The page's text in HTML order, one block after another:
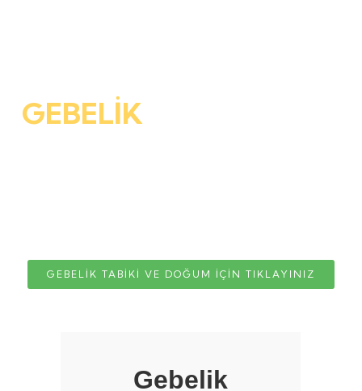
GEBELİK
GEBELİK TABİKİ VE DOĞUM İÇİN TIKLAYINIZ